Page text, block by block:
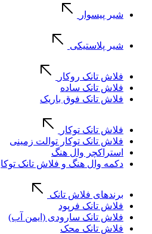
شیر پیسوار
شیر پلاستیکی
فلاش تانک روکار
فلاش تانک ساده
فلاش تانک فوق باریک
فلاش تانک توکار
فلاش تانک توکار توالت زمینی
استراکچر وال هنگ
دکمه وال هنگ و فلاش تانک
برندهای فلاش تانک
فلاش تانک فرپود
فلاش تانک سارودی (ایمن آب)
فلاش تانک محک